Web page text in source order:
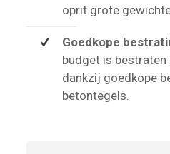
oprit grote
Goedkope
budget is
dankzij goedkope
betontegels.